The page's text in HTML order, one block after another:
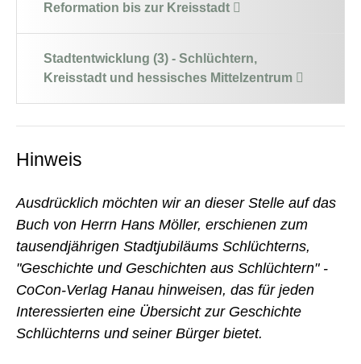
Reformation bis zur Kreisstadt
Stadtentwicklung (3) - Schlüchtern,
Kreisstadt und hessisches Mittelzentrum
Hinweis
Ausdrücklich möchten wir an dieser Stelle auf das
Buch von Herrn Hans Möller, erschienen zum
tausendjährigen Stadtjubiläums Schlüchterns,
"Geschichte und Geschichten aus Schlüchtern" -
CoCon-Verlag Hanau hinweisen, das für jeden
Interessierten eine Übersicht zur Geschichte
Schlüchterns und seiner Bürger bietet.